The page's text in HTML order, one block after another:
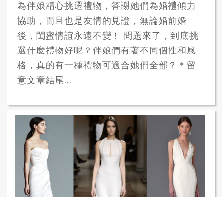
為伴娘精心挑選禮物，答謝她們為婚禮傾力
協助，而且也是友情的見證，無論婚前婚
後，閨蜜情誼永遠不變！ 問題來了，到底挑
選什麼禮物好呢？伴娘們有著不同個性和風
格，真的有一種禮物可適合她們全部？＊留
意文章結尾...